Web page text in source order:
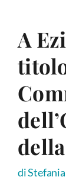
A
di